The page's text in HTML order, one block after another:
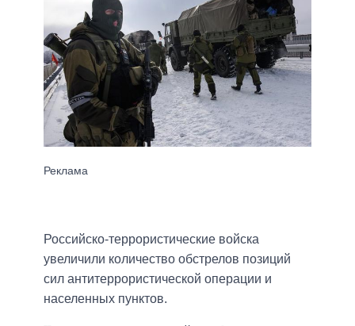
Российско-террористические войска
увеличили количество обстрелов позиций
сил антитеррористической операции и
населенных пунктов.